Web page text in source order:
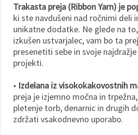
Trakasta preja (Ribbon Yarn) je
ki ste navdušeni nad ročnimi deli
unikatne dodatke. Ne glede na
izkušen ustvarjalec, vam bo ta
presenetiti sebe in svoje
projekti.
• Izdelana iz visokokakovostnih
preja je izjemno močna in
pletenje torb, denarnic in drugih
zdržati vsakodnevno uporabo.